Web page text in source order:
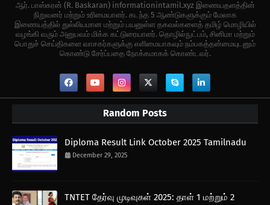
ஆர். பாஸ்கரன் (R. Baskaran) informationintamil.xyz இணையதளத்தின்
நிறுவனர் மற்றும் உரிமையாளர். கடந்த 5 ஆண்டுகளுக்கும் மேலாக
இணையத்தில் துல்லியமான மற்றும் பயனுள்ள தகவல்களைத் தமிழ் மொழியில்
வழங்கி வரும் அனுபவம் மிக்க கட்டுரையாளர். தொழில்நுட்பம், சினிமா மற்றும்
பொதுச் செய்திகளை வாசகர்களுக்கு எளிமையாகவும் நம்பகத்தன்மையுடனும்
கொண்டு சேர்ப்பதை நோக்கமாகக் கொண்டவர்.
Random Posts
Diploma Result Link October 2025 Tamilnadu
December 29, 2025
TNTET தேர்வு முடிவுகள் 2025: தாள் 1 மற்றும் 2